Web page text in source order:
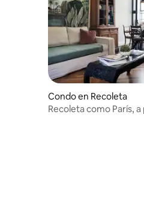
Condo en Recoleta
Recoleta como París, a